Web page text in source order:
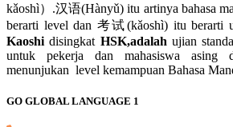
kǎoshì）.汉语(Hànyǔ) itu artinya bahasa
berarti level dan 考试(kǎoshì) itu berarti
Kaoshi disingkat HSK,adalah ujian
untuk pekerja dan mahasiswa
menunjukan level kemampuan Bahasa
GO GLOBAL LANGUAGE 1